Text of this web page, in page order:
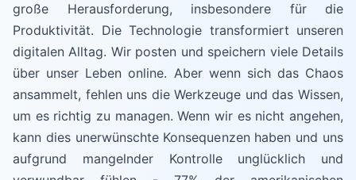
große Herausforderung, insbesondere für die
Produktivität. Die Technologie transformiert unseren
digitalen Alltag. Wir posten und speichern viele Details
über unser Leben online. Aber wenn sich das Chaos
ansammelt, fehlen uns die Werkzeuge und das Wissen,
um es richtig zu managen. Wenn wir es nicht angehen,
kann dies unerwünschte Konsequenzen haben und uns
aufgrund mangelnder Kontrolle unglücklich und